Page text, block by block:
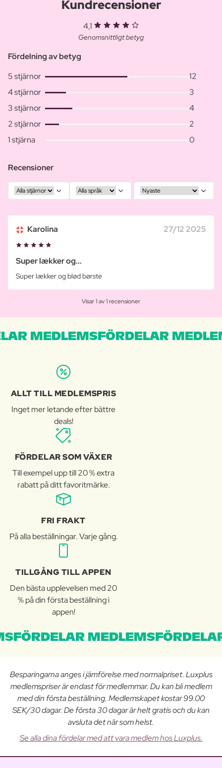
Kundrecensioner
4,1
Genomsnittligt betyg
Fördelning av betyg
5 stjärnor
12
4 stjärnor
3
3 stjärnor
4
2 stjärnor
2
1 stjärna
0
Recensioner
Karolina 27/12 2025
Super lækker og...
Super lækker og blød børste
Visar 1 av 1 recensioner
MEDLEMSFÖRDELAR
ALLT TILL MEDLEMSPRIS
Inget mer letande efter bättre
deals!
FÖRDELAR SOM VÄXER
Till exempel upp till 20 % extra
rabatt på ditt favoritmärke.
FRI FRAKT
På alla beställningar. Varje gång.
TILLGÅNG TILL APPEN
Den bästa upplevelsen med 20
% på din första beställning i
appen!
Besparingarna anges i jämförelse med normalpriset. Luxplus
medlemspriser är endast för medlemmar. Du kan bli medlem
med din första beställning. Medlemskapet kostar 99.00
SEK/30 dagar. De första 30 dagar är helt gratis och du kan
avsluta det när som helst.
Se alla dina fördelar med att vara medlem hos Luxplus.